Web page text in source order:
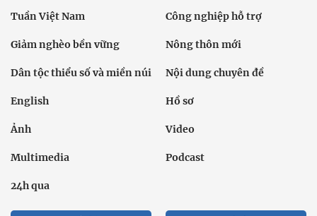
Tuần Việt Nam Công nghiệp hỗ trợ
Giảm nghèo bền vững Nông thôn mới
Dân tộc thiểu số và miền núi Nội dung chuyên đề
English Hồ sơ
Ảnh Video
Multimedia Podcast
24h qua